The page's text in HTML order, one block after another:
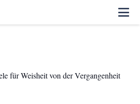
für Weisheit von der Vergangenheit